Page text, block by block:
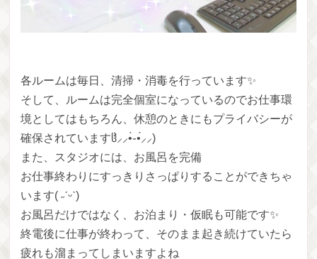
各ルームは毎日、清掃・消毒を行っています✨
そして、ルームは完全個室になっているのでお仕事環
境としてはもちろん、休憩のときにもプライバシーが
確保されていますჱ̒⸝⸝•̀֊•́⸝⸝)
また、スタジオには、お風呂を完備
お仕事終わりにすっきりさっぱりすることができちゃ
います( ˶ˊᵕˋ)
お風呂だけではなく、お泊まり・仮眠も可能です✨
終電後に仕事が終わって、そのまま起き続けていたら
疲れも溜まってしまいますよね‍